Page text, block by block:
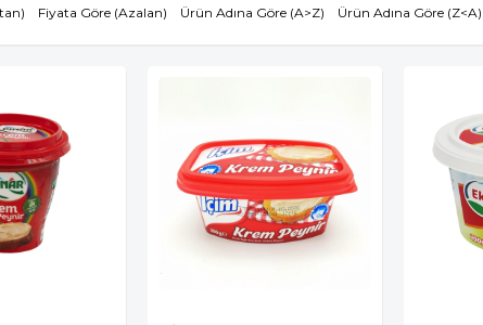
Fiyata Göre (Azalan) Ürün Adına Göre (A>Z) Ürün Adına Göre (Z<A)